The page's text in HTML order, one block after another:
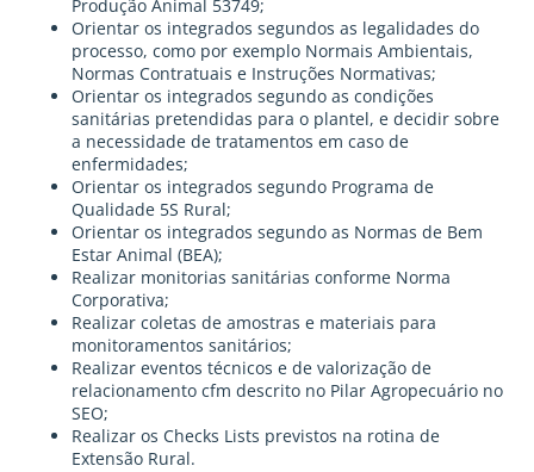
Produção Animal 53749;
Orientar os integrados segundos as legalidades do
processo, como por exemplo Normais Ambientais,
Normas Contratuais e Instruções Normativas;
Orientar os integrados segundo as condições
sanitárias pretendidas para o plantel, e decidir sobre
a necessidade de tratamentos em caso de
enfermidades;
Orientar os integrados segundo Programa de
Qualidade 5S Rural;
Orientar os integrados segundo as Normas de Bem
Estar Animal (BEA);
Realizar monitorias sanitárias conforme Norma
Corporativa;
Realizar coletas de amostras e materiais para
monitoramentos sanitários;
Realizar eventos técnicos e de valorização de
relacionamento cfm descrito no Pilar Agropecuário no
SEO;
Realizar os Checks Lists previstos na rotina de
Extensão Rural.